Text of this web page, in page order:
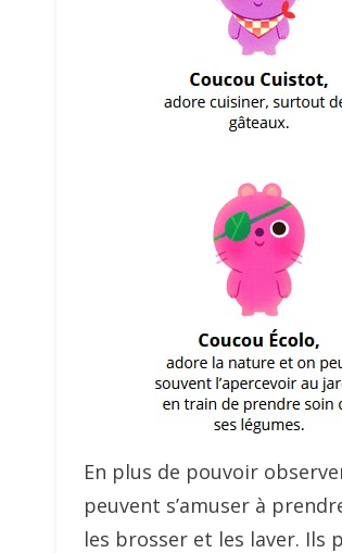
En plus de pouvoir
peuvent s’amuser à
les brosser et les laver. Ils